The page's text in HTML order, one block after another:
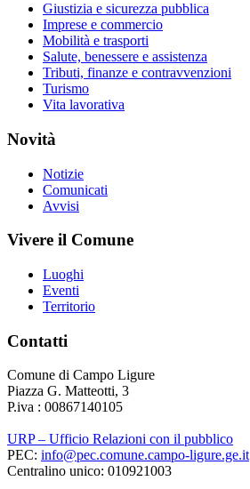
Giustizia e sicurezza pubblica
Imprese e commercio
Mobilità e trasporti
Salute, benessere e assistenza
Tributi, finanze e contravvenzioni
Turismo
Vita lavorativa
Novità
Notizie
Comunicati
Avvisi
Vivere il Comune
Luoghi
Eventi
Territorio
Contatti
Comune di Campo Ligure
Piazza G. Matteotti, 3
P.iva : 00867140105
URP – Ufficio Relazioni con il pubblico
PEC: info@pec.comune.campo-ligure.ge.it
Centralino unico: 010921003